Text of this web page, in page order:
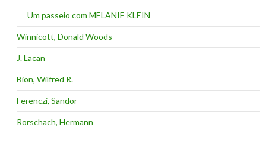
Um passeio com MELANIE KLEIN
Winnicott, Donald Woods
J. Lacan
Bion, Wilfred R.
Ferenczi, Sandor
Rorschach, Hermann